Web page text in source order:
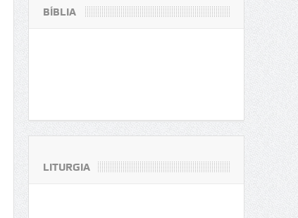
BÍBLIA
LITURGIA